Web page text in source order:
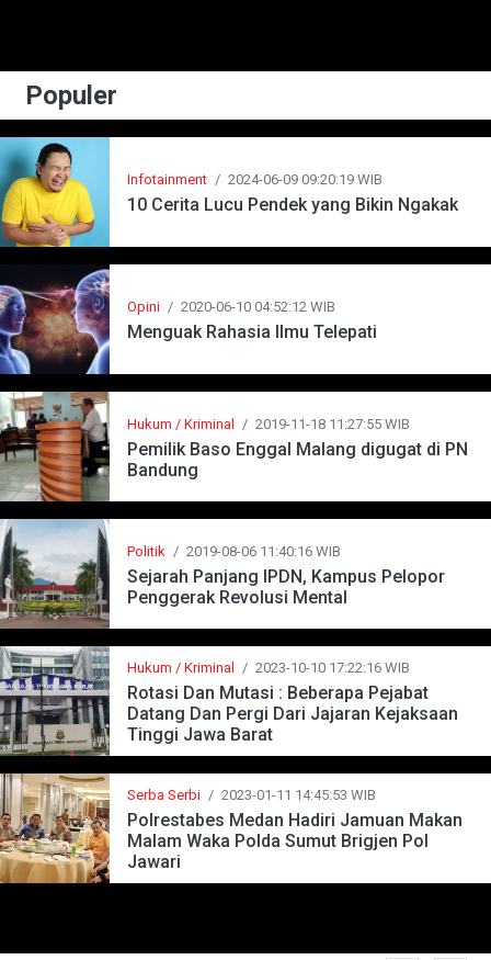
Populer
Infotainment / 2024-06-09 09:20:19 WIB
10 Cerita Lucu Pendek yang Bikin Ngakak
Opini / 2020-06-10 04:52:12 WIB
Menguak Rahasia Ilmu Telepati
Hukum / Kriminal / 2019-11-18 11:27:55 WIB
Pemilik Baso Enggal Malang digugat di PN
Bandung
Politik / 2019-08-06 11:40:16 WIB
Sejarah Panjang IPDN, Kampus Pelopor
Penggerak Revolusi Mental
Hukum / Kriminal / 2023-10-10 17:22:16 WIB
Rotasi Dan Mutasi : Beberapa Pejabat
Datang Dan Pergi Dari Jajaran Kejaksaan
Tinggi Jawa Barat
Serba Serbi / 2023-01-11 14:45:53 WIB
Polrestabes Medan Hadiri Jamuan Makan
Malam Waka Polda Sumut Brigjen Pol
Jawari